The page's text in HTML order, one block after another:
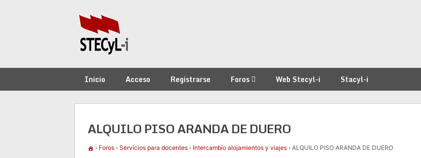
Inicio Acceso Registrarse Foros Web Stecyl-i Stacyl-i
ALQUILO PISO ARANDA DE DUERO
› Foros › Servicios para docentes › Intercambio alojamientos y viajes › ALQUILO PISO ARANDA DE DUERO